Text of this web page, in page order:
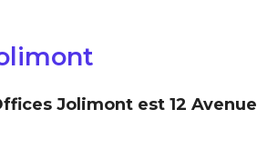
Jolimont est 12 Avenue